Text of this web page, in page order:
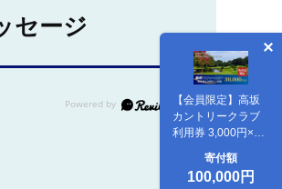
【会員限定】高坂
カントリークラブ
利用券 3,000円×10
分 ゴルフ場 ゴル
フ利用券 チケット
寄付額
100,000円
セージ